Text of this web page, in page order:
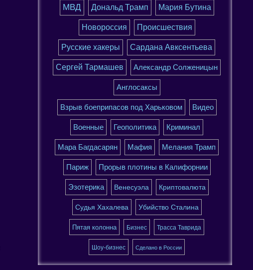
МВД Дональд Трамп Мария Бутина
Новороссия Происшествия
Русские хакеры Сардана Авксентьева
Сергей Тармашев Александр Солженицын
Англосаксы
Взрыв боеприпасов под Харьковом Видео
Военные Геополитика Криминал
Мара Багдасарян Мафия Мелания Трамп
Париж Прорыв плотины в Калифорнии
Эзотерика Венесуэла Криптовалюта
Судья Хахалева Убийство Сталина
Пятая колонна Бизнес Трасса Таврида
Шоу-бизнес Сделано в России